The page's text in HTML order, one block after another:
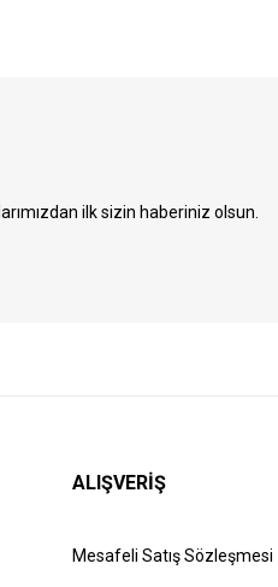
ilk sizin haberiniz olsun.
ALIŞVERİŞ
Mesafeli Satış Sözleşmesi